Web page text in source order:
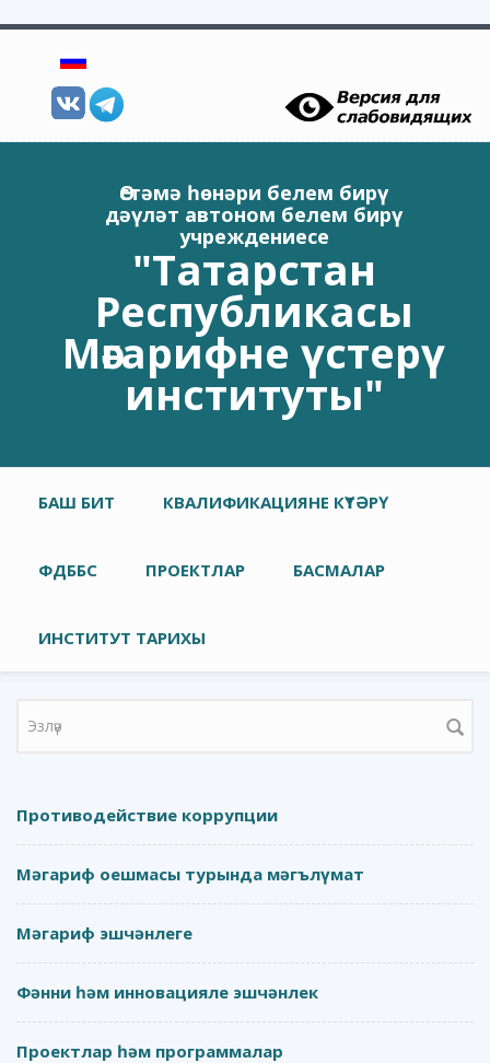
Өстәмә һөнәри белем бирү
дәүләт автоном белем бирү
учреждениесе
"Татарстан
Республикасы
Мәгарифне үстерү
институты"
Төп меню
БАШ БИТ КВАЛИФИКАЦИЯНЕ КҮТӘРҮ
ФДББС ПРОЕКТЛАР БАСМАЛАР
ИНСТИТУТ ТАРИХЫ
Search form
Противодействие коррупции
Мәгариф оешмасы турында мәгълүмат
Мәгариф эшчәнлеге
Фәнни һәм инновацияле эшчәнлек
Проектлар һәм программалар